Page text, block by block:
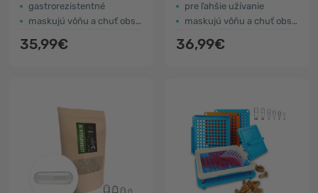
gastrorezistentné
maskujú vôňu a chuť obsahu
35,99€
pre ľahšie užívanie
maskujú vôňu a chuť obsahu
36,99€